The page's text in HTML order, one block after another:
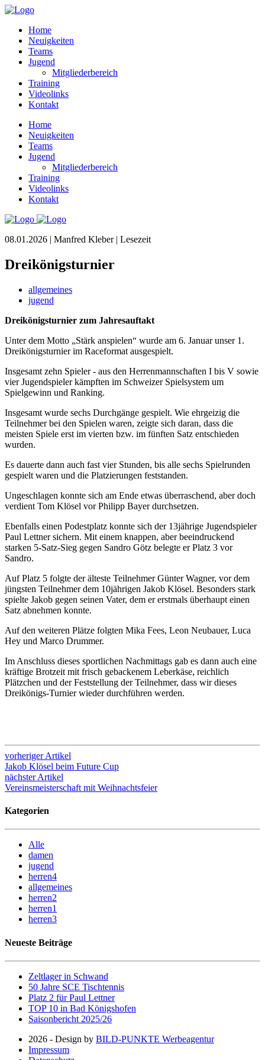
Home
Neuigkeiten
Teams
Jugend
Mitgliederbereich
Training
Videolinks
Kontakt
Home
Neuigkeiten
Teams
Jugend
Mitgliederbereich
Training
Videolinks
Kontakt
08.01.2026 | Manfred Kleber | Lesezeit
Dreikönigsturnier
allgemeines
jugend
Dreikönigsturnier zum Jahresauftakt
Unter dem Motto „Stärk anspielen“ wurde am 6. Januar unser 1.
Dreikönigsturnier im Raceformat ausgespielt.
Insgesamt zehn Spieler - aus den Herrenmannschaften I bis V sowie
vier Jugendspieler kämpften im Schweizer Spielsystem um
Spielgewinn und Ranking.
Insgesamt wurde sechs Durchgänge gespielt. Wie ehrgeizig die
Teilnehmer bei den Spielen waren, zeigte sich daran, dass die
meisten Spiele erst im vierten bzw. im fünften Satz entschieden
wurden.
Es dauerte dann auch fast vier Stunden, bis alle sechs Spielrunden
gespielt waren und die Platzierungen feststanden.
Ungeschlagen konnte sich am Ende etwas überraschend, aber doch
verdient Tom Klösel vor Philipp Bayer durchsetzen.
Ebenfalls einen Podestplatz konnte sich der 13jährige Jugendspieler
Paul Lettner sichern. Mit einem knappen, aber beeindruckend
starken 5-Satz-Sieg gegen Sandro Götz belegte er Platz 3 vor
Sandro.
Auf Platz 5 folgte der älteste Teilnehmer Günter Wagner, vor dem
jüngsten Teilnehmer dem 10jährigen Jakob Klösel. Besonders stark
spielte Jakob gegen seinen Vater, dem er erstmals überhaupt einen
Satz abnehmen konnte.
Auf den weiteren Plätze folgten Mika Fees, Leon Neubauer, Luca
Hey und Marco Drummer.
Im Anschluss dieses sportlichen Nachmittags gab es dann auch eine
kräftige Brotzeit mit frisch gebackenem Leberkäse, reichlich
Plätzchen und der Feststellung der Teilnehmer, dass wir dieses
Dreikönigs-Turnier wieder durchführen werden.
vorheriger Artikel
Jakob Klösel beim Future Cup
nächster Artikel
Vereinsmeisterschaft mit Weihnachtsfeier
Kategorien
Alle
damen
jugend
herren4
allgemeines
herren2
herren1
herren3
Neueste Beiträge
Zeltlager in Schwand
50 Jahre SCE Tischtennis
Platz 2 für Paul Lettner
TOP 10 in Bad Königshofen
Saisonbericht 2025/26
2026 - Design by BILD-PUNKTE Werbeagentur
Impressum